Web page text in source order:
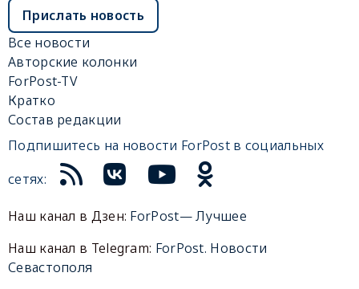
Прислать новость
Все новости
Авторские колонки
ForPost-TV
Кратко
Состав редакции
Подпишитесь на новости ForPost в социальных
сетях:
Наш канал в Дзен: ForPost— Лучшее
Наш канал в Telegram: ForPost. Новости
Севастополя